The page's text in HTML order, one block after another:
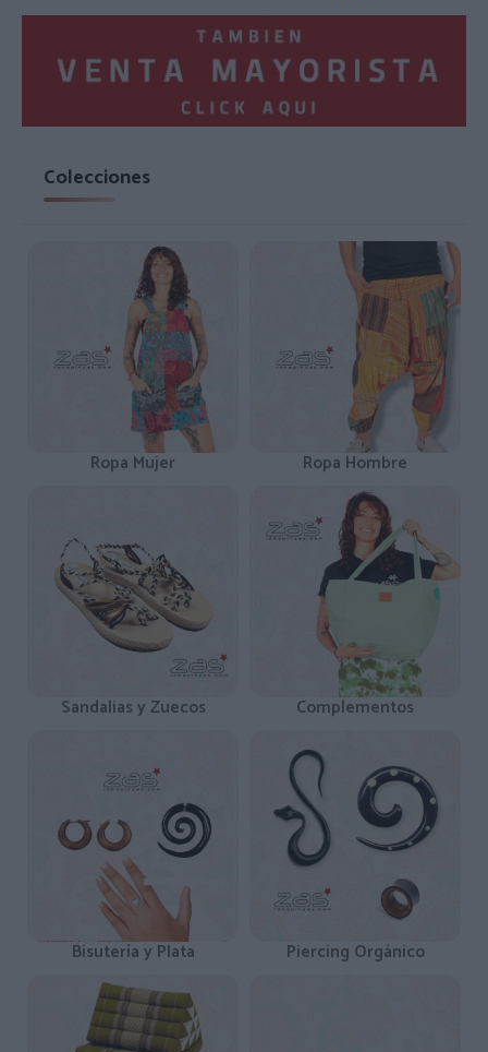
Colecciones
Ropa Mujer Ropa Hombre
Sandalias y Zuecos Complementos
Bisutería y Plata Piercing Orgánico